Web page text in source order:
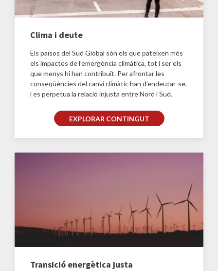
Clima i deute
Els països del Sud Global són els que pateixen més
els impactes de l’emergència climàtica, tot i ser els
que menys hi han contribuït. Per afrontar les
conseqüències del canvi climàtic han d’endeutar-se,
i es perpetua la relació injusta entre Nord i Sud.
EXPLORAR CONTINGUT
Transició energètica justa